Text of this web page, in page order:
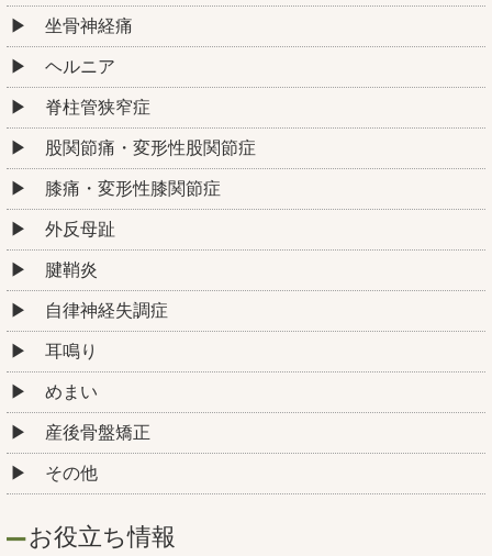
坐骨神経痛
ヘルニア
脊柱管狭窄症
股関節痛・変形性股関節症
膝痛・変形性膝関節症
外反母趾
腱鞘炎
自律神経失調症
耳鳴り
めまい
産後骨盤矯正
その他
お役立ち情報